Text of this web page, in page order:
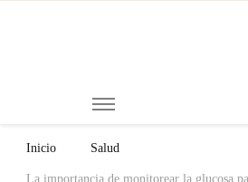
Inicio Salud
La importancia de monitorear la glucosa